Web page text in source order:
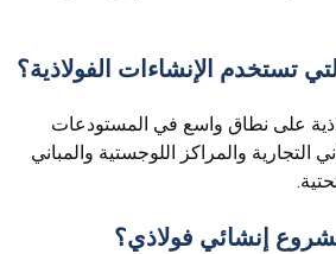
تستخدم الإنشاءات الفولاذية؟
على نطاق واسع في المستودعات
التجارية والمراكز اللوجستية والمباني
إنشائي فولاذي؟